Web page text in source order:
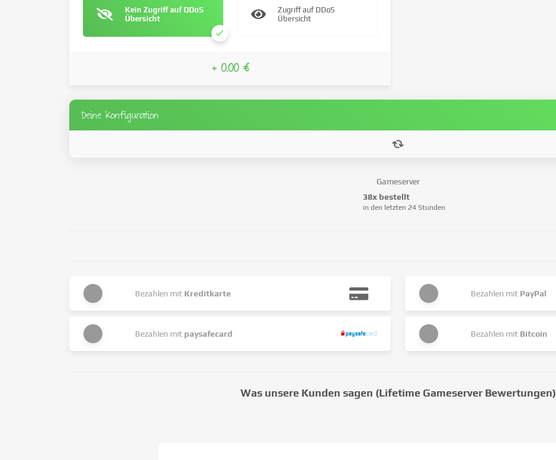
Kein Zugriff auf DDoS
Übersicht
Zugriff auf DDoS
Übersicht
+ 0.00 €
Deine Konfiguration
Gameserver
38x bestellt
in den letzten 24 Stunden
Bezahlen mit Kreditkarte Bezahlen mit PayPal
Bezahlen mit paysafecard Bezahlen mit Bitcoin
Was unsere Kunden sagen (Lifetime Gameserver Bewertungen)